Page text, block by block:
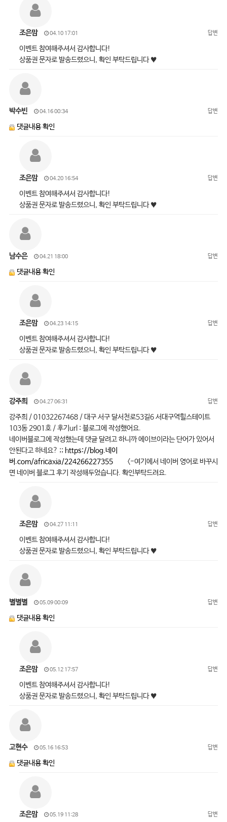
조은맘 04.10 17:01 답변
이벤트 참여해주셔서 감사합니다!
상품권 문자로 발송드렸으니, 확인 부탁드립니다 ♥
박수빈 04.16 00:34 답변
댓글내용 확인
조은맘 04.20 16:54 답변
이벤트 참여해주셔서 감사합니다!
상품권 문자로 발송드렸으니, 확인 부탁드립니다 ♥
남수은 04.21 18:00 답변
댓글내용 확인
조은맘 04.23 14:15 답변
이벤트 참여해주셔서 감사합니다!
상품권 문자로 발송드렸으니, 확인 부탁드립니다 ♥
강주희 04.27 06:31 답변
강주희 / 01032267468 / 대구 서구 달서천로53길6 서대구역힐스테이트
103동 2901호 / 후기url : 블로그에 작성했어요.
네이버블로그에 작성했는데 댓글 달려고 하니까 에이브이라는 단어가 있어서
안된다고 하네요? ;; https://blog.네이
버.com/africaxia/224266227355<-여기에서 네이버 영어로 바꾸시
면 네이버 블로그 후기 작성해두었습니다. 확인부탁드려요.
조은맘 04.27 11:11 답변
이벤트 참여해주셔서 감사합니다!
상품권 문자로 발송드렸으니, 확인 부탁드립니다 ♥
별별별 05.09 00:09 답변
댓글내용 확인
조은맘 05.12 17:57 답변
이벤트 참여해주셔서 감사합니다!
상품권 문자로 발송드렸으니, 확인 부탁드립니다 ♥
고현수 05.16 16:53 답변
댓글내용 확인
조은맘 05.19 11:28 답변